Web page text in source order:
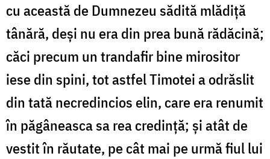
cu această de Dumnezeu sădită mlădiță
tânără, deși nu era din prea bună rădăcină;
căci precum un trandafir bine mirositor
iese din spini, tot astfel Timotei a odrăslit
din tată necredincios elin, care era renumit
în păgâneasca sa rea credință; și atât de
vestit în răutate, pe cât mai pe urmă fiul lui